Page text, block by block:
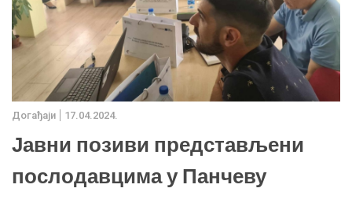
Дoгађаjи 17.04.2024.
Јавни позиви представљени
послодавцима у Панчеву